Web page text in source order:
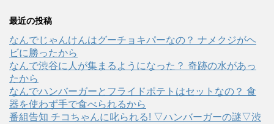
最近の投稿
なんでじゃんけんはグーチョキパーなの？ ナメクジがヘ
ビに勝ったから
なんで渋谷に人が集まるようになった？ 奇跡の水があっ
たから
なんでハンバーガーとフライドポテトはセットなの？ 食
器を使わず手で食べられるから
番組告知 チコちゃんに叱られる! ▽ハンバーガーの謎▽渋